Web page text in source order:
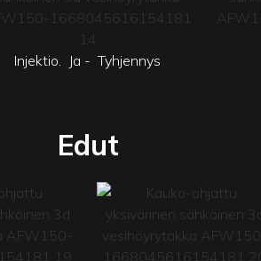
Injektio. Ja - Tyhjennys
Edut